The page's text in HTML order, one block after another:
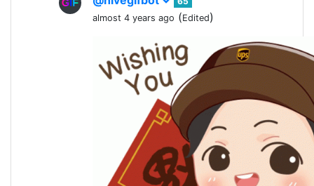
almost 4 years ago (Edited)